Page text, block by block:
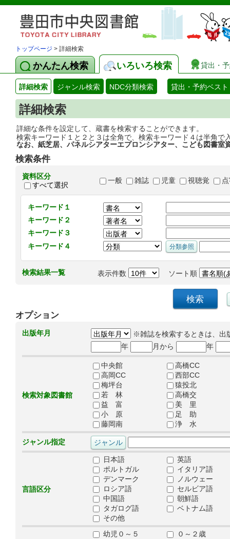
トップページ > 詳細検索
かんたん検索 いろいろ検索 貸出・
詳細検索 ジャンル検索 NDC分類検索 貸出・予約ベスト
詳細検索
詳細な条件を設定して、蔵書を検索することができます。
検索キーワード１と２と３は全角で、検索キーワード４は半角で
なお、紙芝居、パネルシアターエプロンシアター、こども図書室
検索条件
資料区分
すべて選択
一般 雑誌 児童 視聴覚
キーワード１
キーワード２
キーワード３
キーワード４
検索結果一覧 表示件数 ソート順
オプション
出版年月
※雑誌を検索するときは、出
年
月から 年
検索対象図書館
中央館
高橋CC
高岡CC
西部CC
梅坪台
猿投北
若 林
高橋交
益 富
美 里
小 原
足 助
藤岡南
浄 水
ジャンル指定
言語区分
日本語
英語
ポルトガル
イタリア語
デンマーク
ノルウェー
ロシア語
セルビア語
中国語
朝鮮語
タガログ語
ベトナム語
その他
幼児０～５
０～２歳